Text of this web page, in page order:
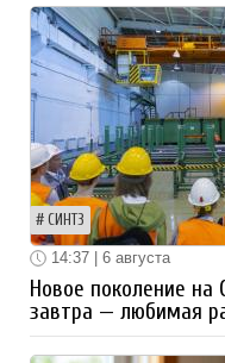
СИНТЗ
14:37 | 6 августа
Новое поколение на
завтра — любимая